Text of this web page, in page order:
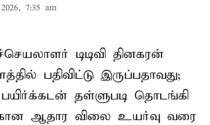
7:35 am
டிடிவி தினகரன்
பதிவிட்டு இருப்பதாவது;
தள்ளுபடி தொடங்கி
ஆதார விலை உயர்வு வரை